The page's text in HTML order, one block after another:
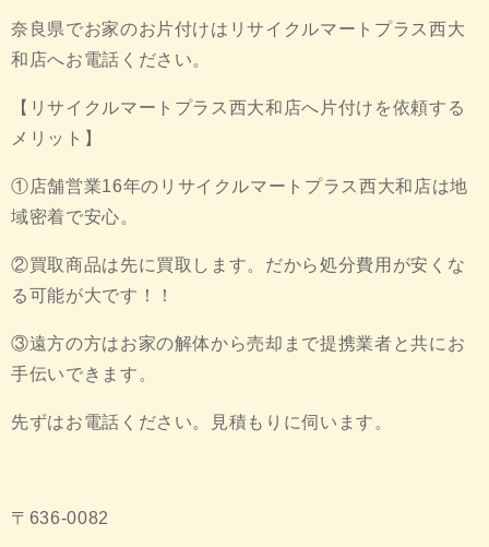
奈良県でお家のお片付けはリサイクルマートプラス西大
和店へお電話ください。
【リサイクルマートプラス西大和店へ片付けを依頼する
メリット】
①店舗営業16年のリサイクルマートプラス西大和店は地
域密着で安心。
②買取商品は先に買取します。だから処分費用が安くな
る可能が大です！！
③遠方の方はお家の解体から売却まで提携業者と共にお
手伝いできます。
先ずはお電話ください。見積もりに伺います。
〒636-0082